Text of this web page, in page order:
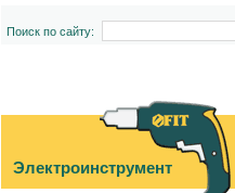
Поиск по сайту:
Электроинструмент